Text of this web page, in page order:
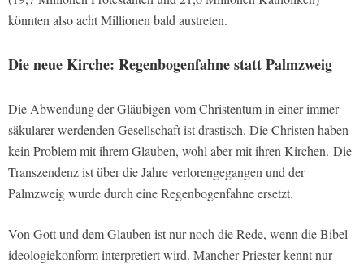
könnten also acht Millionen bald austreten.
Die neue Kirche: Regenbogenfahne statt Palmzweig
Die Abwendung der Gläubigen vom Christentum in einer immer
säkularer werdenden Gesellschaft ist drastisch. Die Christen haben
kein Problem mit ihrem Glauben, wohl aber mit ihren Kirchen. Die
Transzendenz ist über die Jahre verlorengegangen und der
Palmzweig wurde durch eine Regenbogenfahne ersetzt.
Von Gott und dem Glauben ist nur noch die Rede, wenn die Bibel
ideologiekonform interpretiert wird. Mancher Priester kennt nur